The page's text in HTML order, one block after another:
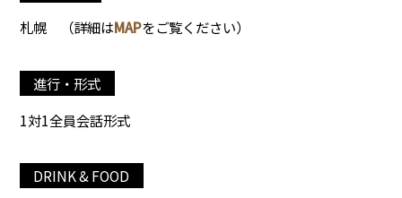
札幌
（詳細はMAPをご覧ください）
進行・形式
1対1全員会話形式
DRINK & FOOD